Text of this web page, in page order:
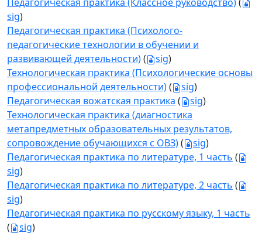
sig)
Педагогическая практика (Психолого-
педагогические технологии в обучении и
развивающей деятельности)( sig)
Технологическая практика (Психологические основы
профессиональной деятельности)( sig)
Педагогическая вожатская практика ( sig)
Технологическая практика (диагностика
метапредметных образовательных результатов,
сопровождение обучающихся с ОВЗ)( sig)
Педагогическая практика по литературе, 1 часть (
sig)
Педагогическая практика по литературе, 2 часть (
sig)
Педагогическая практика по русскому языку, 1 часть
(
sig)